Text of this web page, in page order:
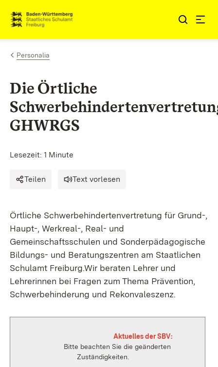
Zum Inhalt springen
Link zur Startseite
Personalia
Die Örtliche
GHWRGS
Lesezeit: 1 Minute
Teilen Text vorlesen
Örtliche Schwerbehindertenvertretung für Grund-,
Haupt-, Werkreal-, Real- und
Gemeinschaftsschulen und Sonderpädagogische
Bildungs- und Beratungszentren am Staatlichen
Schulamt Freiburg.Wir beraten Lehrer und
Lehrerinnen bei Fragen zum Thema Prävention,
Schwerbehinderung und Rekonvaleszenz.
Aktuelles der SBV:
Bitte beachten Sie die geänderten
Zuständigkeiten.